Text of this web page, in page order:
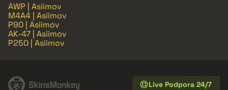
AWP | Asiimov
M4A4 | Asiimov
P90 | Asiimov
AK-47 | Asiimov
P250 | Asiimov
Live Podpora 24/7